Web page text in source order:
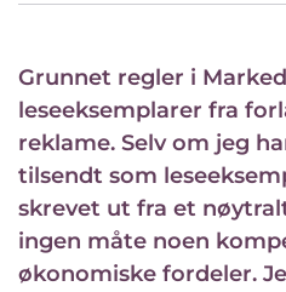
Grunnet regler i
leseeksemplarer fra
reklame. Selv om jeg
tilsendt som
skrevet ut fra et
ingen måte noen
økonomiske fordeler.